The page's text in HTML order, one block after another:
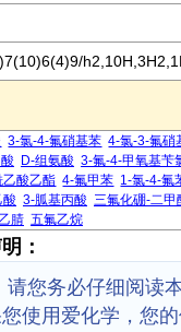
3-氯-4-氟硝基苯 4-氯-3-氟硝
D-组氨酸 3-氟-4-甲氧基苄
乙酸乙酯 4-氟甲苯 1-氯-4-氟
酸 3-胍基丙酸 三氟化硼-二甲
腈 五氟乙烷
：
您务必仔细阅读
使用爱化学，您